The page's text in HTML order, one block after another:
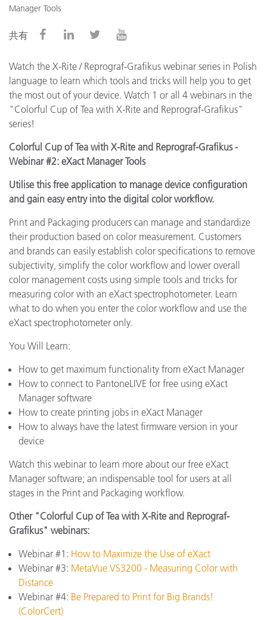
Manager Tools
共有
Watch the X-Rite / Reprograf-Grafikus webinar series in Polish
language to learn which tools and tricks will help you to get
the most out of your device. Watch 1 or all 4 webinars in the
"Colorful Cup of Tea with X-Rite and Reprograf-Grafikus"
series!
Colorful Cup of Tea with X-Rite and Reprograf-Grafikus -
Webinar #2: eXact Manager Tools
Utilise this free application to manage device configuration
and gain easy entry into the digital color workflow.
Print and Packaging producers can manage and standardize
their production based on color measurement. Customers
and brands can easily establish color specifications to remove
subjectivity, simplify the color workflow and lower overall
color management costs using simple tools and tricks for
measuring color with an eXact spectrophotometer. Learn
what to do when you enter the color workflow and use the
eXact spectrophotometer only.
You Will Learn:
How to get maximum functionality from eXact Manager
How to connect to PantoneLIVE for free using eXact
Manager software
How to create printing jobs in eXact Manager
How to always have the latest firmware version in your
device
Watch this webinar to learn more about our free eXact
Manager software; an indispensable tool for users at all
stages in the Print and Packaging workflow.
Other "Colorful Cup of Tea with X-Rite and Reprograf-
Grafikus" webinars:
Webinar #1: How to Maximize the Use of eXact
Webinar #3: MetaVue VS3200 - Measuring Color with
Distance
Webinar #4: Be Prepared to Print for Big Brands!
(ColorCert)